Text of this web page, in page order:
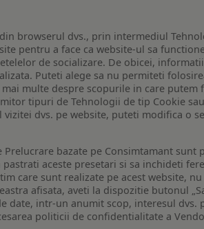
browserul dvs., prin intermediul
pentru a face ca website-ul sa
de socializare. De obicei,
Puteti alege sa nu permiteti
multe despre scopurile in care putem
tipuri de Tehnologii de tip Cookie
dvs. pe website, puteti modifica o
bazate pe Consimtamant sunt
aceste presetari si sa inchideti
care sunt realizate pe acest website,
afisata, aveti la dispozitie butonul
date, intr-un anumit scop, interesul
politicii de confidentialitate a